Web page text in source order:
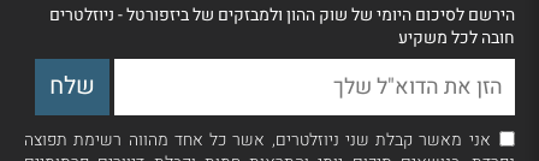
הירשם לסיכום היומי של שוק ההון ולמבזקים של ביזפורטל - ניוזלטרים
חובה לכל משקיע
אני מאשר קבלת שני ניוזלטרים, אשר כל אחד מהווה רשימת תפוצה